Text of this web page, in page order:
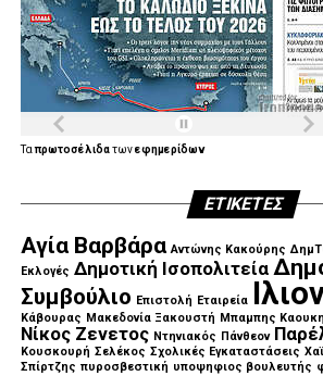
ολοκληρωθεί, εκτελούνται ή έχουν
διαγωνιστική
διαδικασία. Τα στοιχεία αυτά
υπογράμμισε ο Περιφερειάρχης, τη
μετάβαση από τον σχεδιασμό στην
δεσμεύσεις σε συγκεκριμένο,
στη φάση της εκτέλεσης. Το όραμα
εξασφαλισμένη χρηματοδότηση,
χρονοδιαγράμματα, διαφάνεια και
των φορολογουμένων», σημείωσε.
Ταπρωτοσέλιδατωνεφημερίδων
ΕΤΙΚΈΤΕΣ
Αγία Βαρβάρα Αντώνης Κακούρης
Εκλογές Δημοτική Ισοπολιτεία
Συμβούλιο Επιστολή Εταιρεία
Κάβουρας Μακεδονία Ξακουστή Μπαμπης
Νίκος Ζενετος Ντηνιακός Πάνθεον
Κουσκουρή Σελέκος Σχολικές Εγκαταστάσεις
Σπίρτζης πυροσβεστική υποψηφιος βουλευτής